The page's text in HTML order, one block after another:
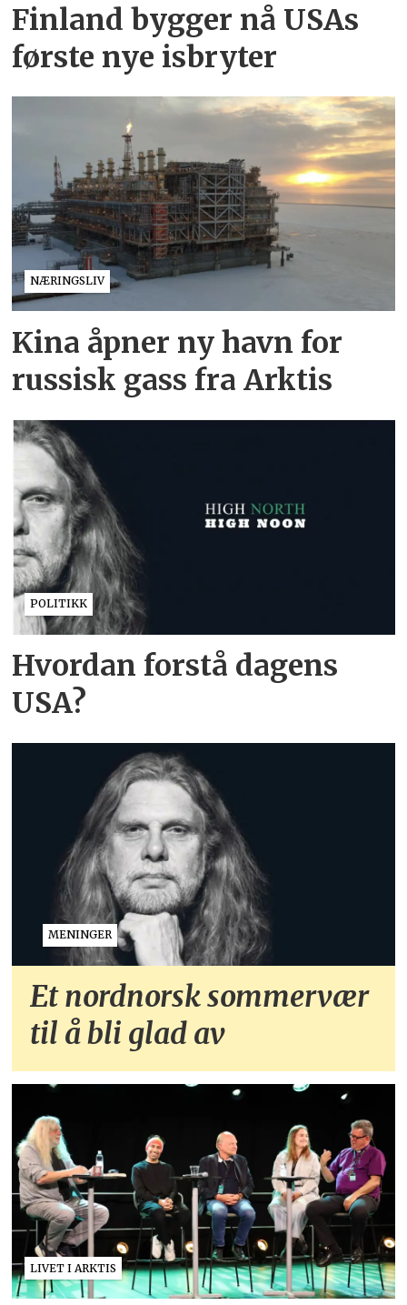
Finland bygger nå USAs
første nye isbryter
NÆRINGSLIV
Kina åpner ny havn for
russisk gass fra Arktis
POLITIKK
Hvordan forstå dagens
USA?
MENINGER
Et nordnorsk sommervær
til å bli glad av
LIVET I ARKTIS